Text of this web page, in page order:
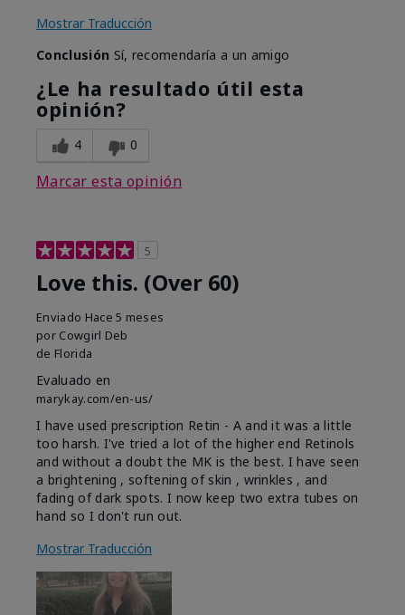
Mostrar Traducción
Conclusión Sí, recomendaría a un amigo
¿Le ha resultado útil esta
opinión?
4 0
Marcar esta opinión
5
Love this. (Over 60)
Enviado Hace 5 meses
por Cowgirl Deb
de Florida
Evaluado en
marykay.com/en-us/
I have used prescription Retin - A and it was a little
too harsh. I've tried a lot of the higher end Retinols
and without a doubt the MK is the best. I have seen
a brightening , softening of skin , wrinkles , and
fading of dark spots. I now keep two extra tubes on
hand so I don't run out.
Mostrar Traducción